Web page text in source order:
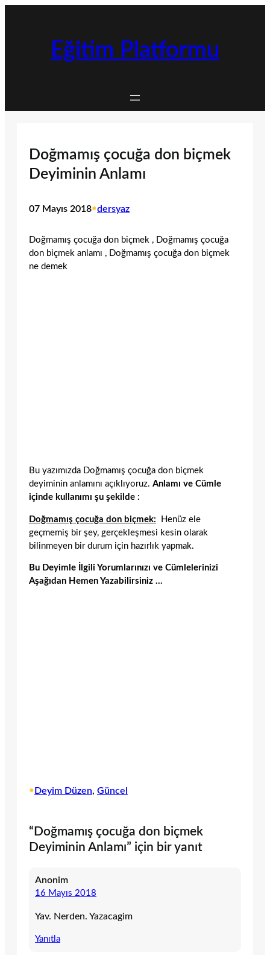
Eğitim Platformu
Doğmamış çocuğa don biçmek
Deyiminin Anlamı
07 Mayıs 2018•dersyaz
Doğmamış çocuğa don biçmek , Doğmamış çocuğa
don biçmek anlamı , Doğmamış çocuğa don biçmek
ne demek
Bu yazımızda Doğmamış çocuğa don biçmek
deyiminin anlamını açıklıyoruz. Anlamı ve Cümle
içinde kullanımı şu şekilde :
Doğmamış çocuğa don biçmek: Henüz ele
geçmemiş bir şey, gerçekleşmesi kesin olarak
bilinmeyen bir durum için hazırlık yapmak.
Bu Deyimle İlgili Yorumlarınızı ve Cümlelerinizi
Aşağıdan Hemen Yazabilirsiniz …
•Deyim Düzen, Güncel
“Doğmamış çocuğa don biçmek
Deyiminin Anlamı” için bir yanıt
Anonim
16 Mayıs 2018
Yav. Nerden. Yazacagim
Yanıtla